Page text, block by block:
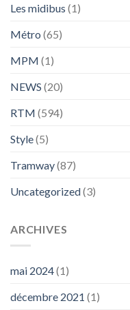
Les midibus (1)
Métro (65)
MPM (1)
NEWS (20)
RTM (594)
Style(5)
Tramway(87)
Uncategorized(3)
ARCHIVES
mai 2024(1)
décembre 2021 (1)